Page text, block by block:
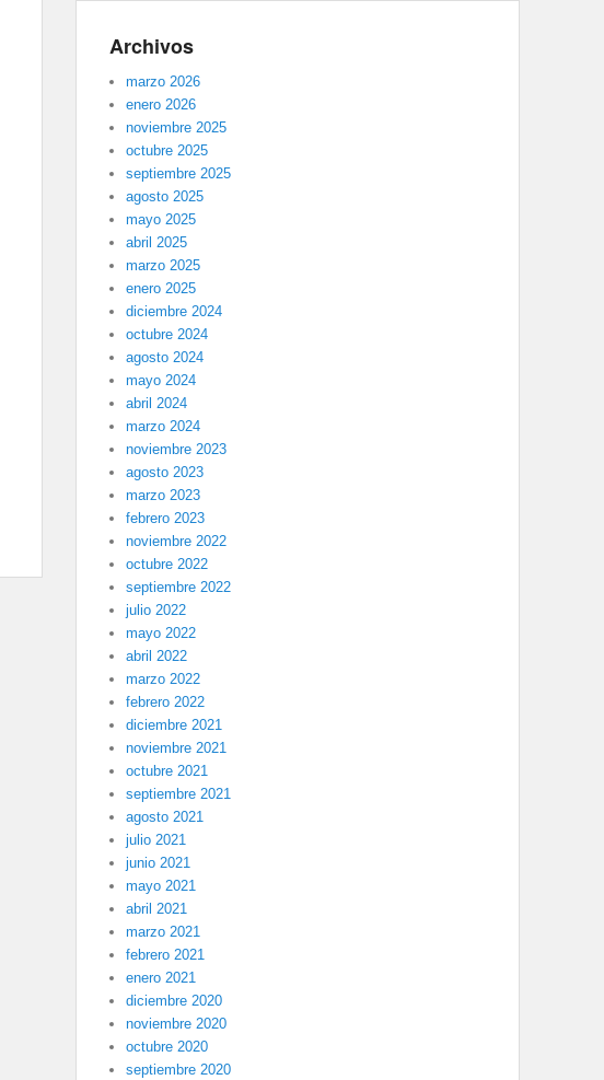
Archivos
marzo 2026
enero 2026
noviembre 2025
octubre 2025
septiembre 2025
agosto 2025
mayo 2025
abril 2025
marzo 2025
enero 2025
diciembre 2024
octubre 2024
agosto 2024
mayo 2024
abril 2024
marzo 2024
noviembre 2023
agosto 2023
marzo 2023
febrero 2023
noviembre 2022
octubre 2022
septiembre 2022
julio 2022
mayo 2022
abril 2022
marzo 2022
febrero 2022
diciembre 2021
noviembre 2021
octubre 2021
septiembre 2021
agosto 2021
julio 2021
junio 2021
mayo 2021
abril 2021
marzo 2021
febrero 2021
enero 2021
diciembre 2020
noviembre 2020
octubre 2020
septiembre 2020